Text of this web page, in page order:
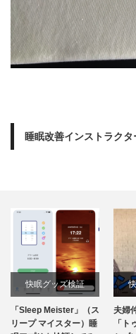
睡眠改善インストラクタ
快眠グッズ検証
「Sleep Meister」（ス
リープ マイスター）睡
夫婦
「ト